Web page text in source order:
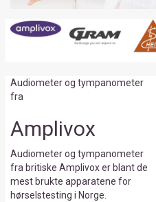
Audiometer og tympanometer
fra
Amplivox
Audiometer og tympanometer
fra britiske Amplivox er blant de
mest brukte apparatene for
hørselstesting i Norge.